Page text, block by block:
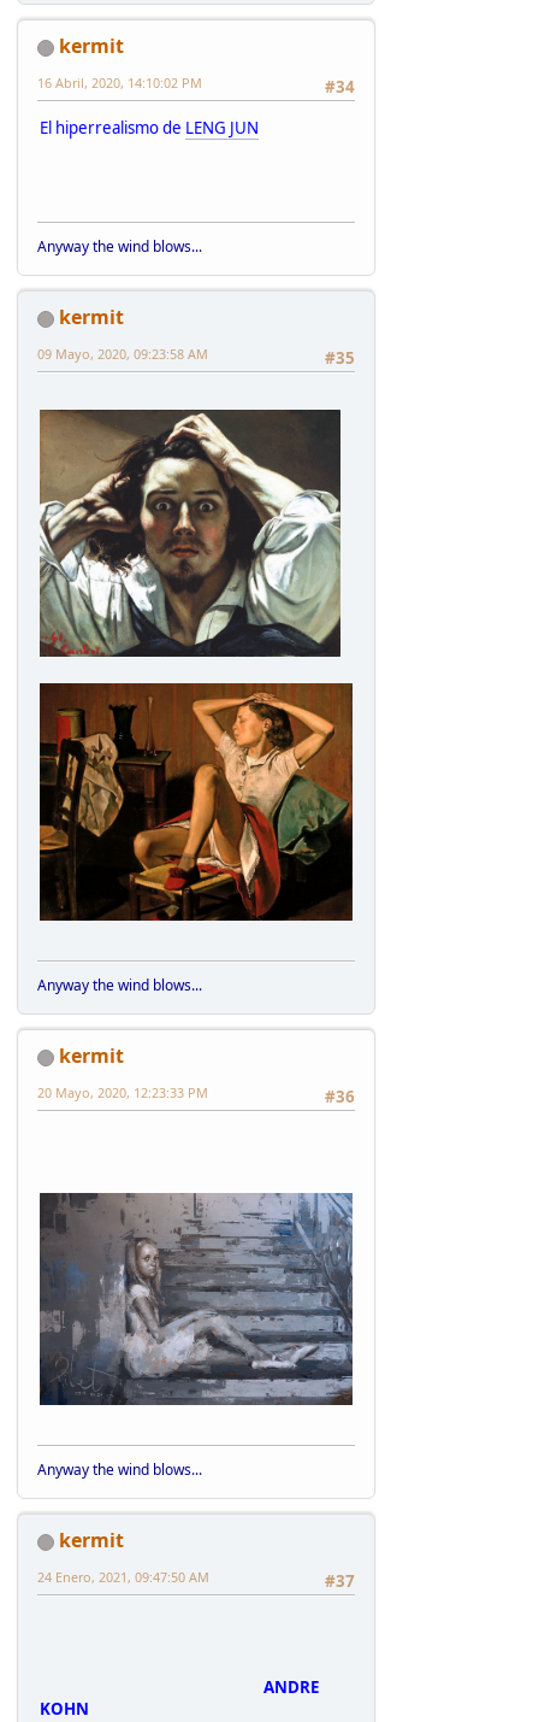
kermit
#34
16 Abril, 2020, 14:10:02 PM
El hiperrealismo de LENG JUN
Anyway the wind blows...
kermit
#35
09 Mayo, 2020, 09:23:58 AM
Anyway the wind blows...
kermit
#36
20 Mayo, 2020, 12:23:33 PM
Anyway the wind blows...
kermit
#37
24 Enero, 2021, 09:47:50 AM
ANDRE
KOHN